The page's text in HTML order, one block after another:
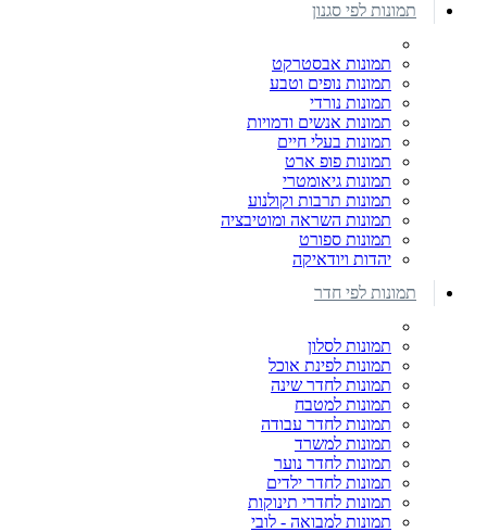
תמונות לפי סגנון
תמונות אבסטרקט
תמונות נופים וטבע
תמונות נורדי
תמונות אנשים ודמויות
תמונות בעלי חיים
תמונות פופ ארט
תמונות גיאומטרי
תמונות תרבות וקולנוע
תמונות השראה ומוטיבציה
תמונות ספורט
יהדות ויודאיקה
תמונות לפי חדר
תמונות לסלון
תמונות לפינת אוכל
תמונות לחדר שינה
תמונות למטבח
תמונות לחדר עבודה
תמונות למשרד
תמונות לחדר נוער
תמונות לחדר ילדים
תמונות לחדרי תינוקות
תמונות למבואה - לובי